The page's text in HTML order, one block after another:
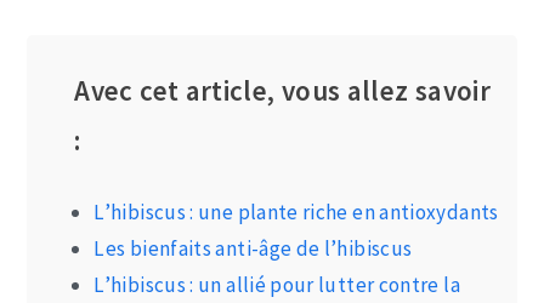
Avec cet article, vous allez savoir
:
L’hibiscus : une plante riche en antioxydants
Les bienfaits anti-âge de l’hibiscus
L’hibiscus : un allié pour lutter contre la